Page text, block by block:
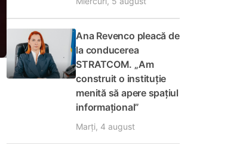
Ana Revenco pleacă de
la conducerea
STRATCOM. „Am
construit o instituție
menită să apere spațiul
informațional”
Marți, 4 august